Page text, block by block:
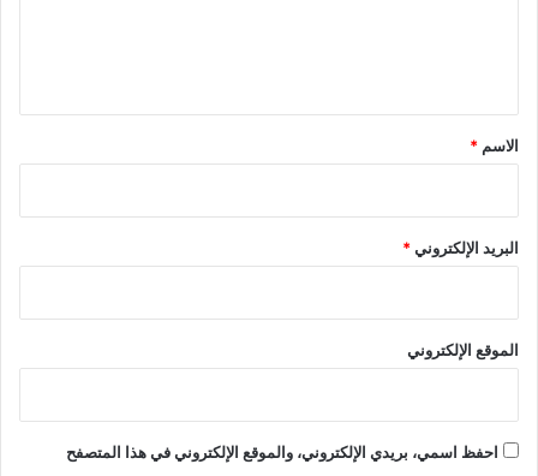
*
الاسم *
البريد الإلكتروني*
الموقع الإلكتروني
احفظ اسمي، بريدي الإلكتروني، والموقع الإلكتروني في هذا المتصفح